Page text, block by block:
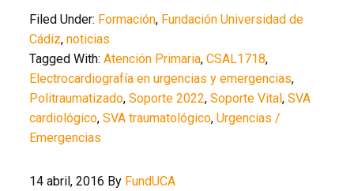
Filed Under: Formación, Fundación Universidad de
Cádiz,noticias
Tagged With:Atención Primaria,CSAL1718,
Electrocardiografía en urgencias y emergencias,
Politraumatizado,Soporte 2022,Soporte Vital,SVA
cardiológico,SVA traumatológico,Urgencias /
Emergencias
14 abril, 2016 By FundUCA